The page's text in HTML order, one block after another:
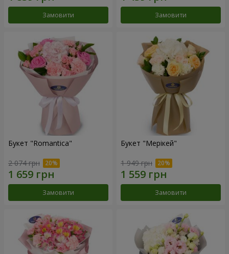
Замовити Замовити
Букет "Romantica"
2 074 грн
Замовити
Букет "Мерікей"
1 949 грн
Замовити